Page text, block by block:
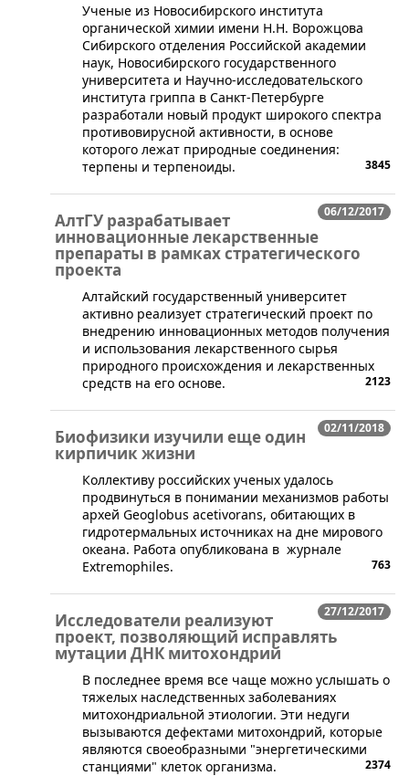
​Ученые из Новосибирского института
органической химии имени Н.Н. Ворожцова
Сибирского отделения Российской академии
наук, Новосибирского государственного
университета и Научно-исследовательского
института гриппа в Санкт-Петербурге
разработали новый продукт широкого спектра
противовирусной активности, в основе
которого лежат природные соединения:
терпены и терпеноиды.
3845
06/12/2017
АлтГУ разрабатывает
инновационные лекарственные
препараты в рамках стратегического
проекта
​Алтайский государственный университет
активно реализует стратегический проект по
внедрению инновационных методов получения
и использования лекарственного сырья
природного происхождения и лекарственных
средств на его основе.
2123
02/11/2018
Биофизики изучили еще один
кирпичик жизни
​Коллективу российских ученых удалось
продвинуться в понимании механизмов работы
архей Geoglobus acetivorans, обитающих в
гидротермальных источниках на дне мирового
океана. Работа опубликована в журнале
Extremophiles.
763
27/12/2017
Исследователи реализуют
проект, позволяющий исправлять
мутации ДНК митохондрий
​В последнее время все чаще можно услышать о
тяжелых наследственных заболеваниях
митохондриальной этиологии. Эти недуги
вызываются дефектами митохондрий, которые
являются своеобразными "энергетическими
станциями" клеток организма.
2374